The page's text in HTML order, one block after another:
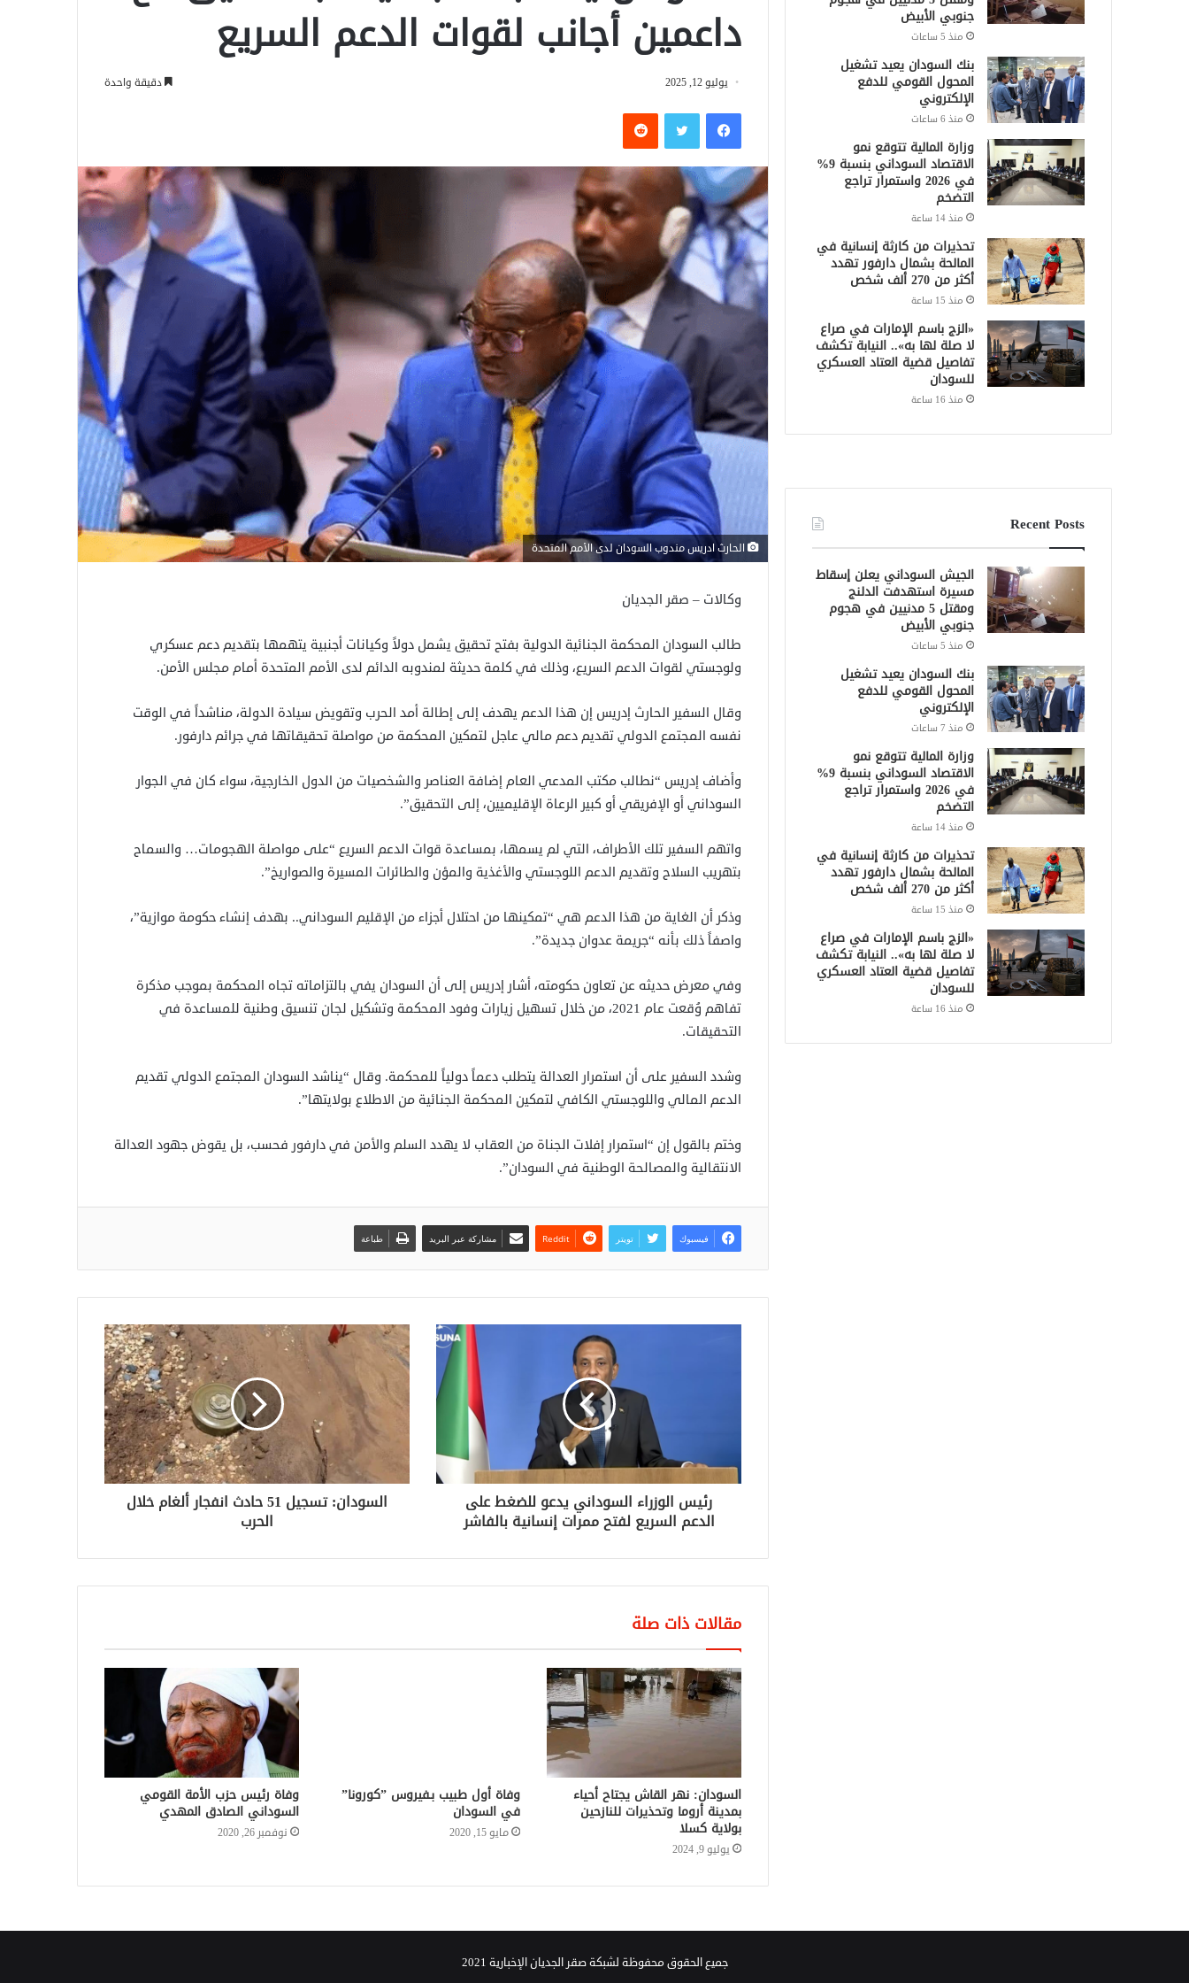
داعمين أجانب لقوات الدعم السريع
يوليو 12, 2025 دقيقة واحدة
فيسبوكتويتر
الحارث ادريس مندوب السودان لدى الأمم المتحدة
وكالات – صقر الجديان
طالب السودان المحكمة الجنائية الدولية بفتح تحقيق يشمل دولاً وكيانات أجنبية يتهمها بتقديم دعم عسكري
ولوجستي لقوات الدعم السريع، وذلك في كلمة حديثة لمندوبه الدائم لدى الأمم المتحدة أمام مجلس الأمن.
وقال السفير الحارث إدريس إن هذا الدعم يهدف إلى إطالة أمد الحرب وتقويض سيادة الدولة، مناشداً في الوقت
نفسه المجتمع الدولي تقديم دعم مالي عاجل لتمكين المحكمة من مواصلة تحقيقاتها في جرائم دارفور.
وأضاف إدريس “نطالب مكتب المدعي العام إضافة العناصر والشخصيات من الدول الخارجية، سواء كان في الجوار
السوداني أو الإفريقي أو كبير الرعاة الإقليميين، إلى التحقيق”.
واتهم السفير تلك الأطراف، التي لم يسمها، بمساعدة قوات الدعم السريع “على مواصلة الهجومات… والسماح
بتهريب السلاح وتقديم الدعم اللوجستي والأغذية والمؤن والطائرات المسيرة والصواريخ”.
وذكر أن الغاية من هذا الدعم هي “تمكينها من احتلال أجزاء من الإقليم السوداني.. بهدف إنشاء حكومة موازية”،
واصفاً ذلك بأنه “جريمة عدوان جديدة”.
وفي معرض حديثه عن تعاون حكومته، أشار إدريس إلى أن السودان يفي بالتزاماته تجاه المحكمة بموجب مذكرة
تفاهم وُقعت عام 2021، من خلال تسهيل زيارات وفود المحكمة وتشكيل لجان تنسيق وطنية للمساعدة في
التحقيقات.
وشدد السفير على أن استمرار العدالة يتطلب دعماً دولياً للمحكمة. وقال “يناشد السودان المجتمع الدولي تقديم
الدعم المالي واللوجستي الكافي لتمكين المحكمة الجنائية من الاطلاع بولايتها”.
وختم بالقول إن “استمرار إفلات الجناة من العقاب لا يهدد السلم والأمن في دارفور فحسب، بل يقوض جهود العدالة
الانتقالية والمصالحة الوطنية في السودان”.
فيسبوك تويتر مشاركة عبر البريد طباعة
رئيس الوزراء السوداني يدعو للضغط على
الدعم السريع لفتح ممرات إنسانية بالفاشر
السودان: تسجيل 51 حادث انفجار ألغام خلال
الحرب
مقالات ذات صلة
السودان: نهر القاش يجتاح أحياء
بمدينة أروما وتحذيرات للنازحين
بولاية كسلا
يوليو 9, 2024
وفاة أول طبيب بـفيروس ”كورونا”
في السودان
مايو 15, 2020
وفاة رئيس حزب الأمة القومي
السوداني الصادق المهدي
نوفمبر 26, 2020
جنوبي الأبيض
منذ 5 ساعات
بنك السودان يعيد تشغيل
المحول القومي للدفع
الإلكتروني
منذ 6 ساعات
وزارة المالية تتوقع نمو
الاقتصاد السوداني بنسبة 9%
في 2026 واستمرار تراجع
التضخم
منذ 14 ساعة
تحذيرات من كارثة إنسانية في
المالحة بشمال دارفور تهدد
أكثر من 270 ألف شخص
منذ 15 ساعة
«الزج باسم الإمارات في صراع
لا صلة لها به».. النيابة تكشف
تفاصيل قضية العتاد العسكري
للسودان
منذ 16 ساعة
Recent Posts
الجيش السوداني يعلن إسقاط
مسيرة استهدفت الدلنج
ومقتل 5 مدنيين في هجوم
جنوبي الأبيض
منذ 5 ساعات
بنك السودان يعيد تشغيل
المحول القومي للدفع
الإلكتروني
منذ 7 ساعات
وزارة المالية تتوقع نمو
الاقتصاد السوداني بنسبة 9%
في 2026 واستمرار تراجع
التضخم
منذ 14 ساعة
تحذيرات من كارثة إنسانية في
المالحة بشمال دارفور تهدد
أكثر من 270 ألف شخص
منذ 15 ساعة
«الزج باسم الإمارات في صراع
لا صلة لها به».. النيابة تكشف
تفاصيل قضية العتاد العسكري
للسودان
منذ 16 ساعة
جميع الحقوق محفوظة لشبكة صقر الجديان الإخبارية 2021